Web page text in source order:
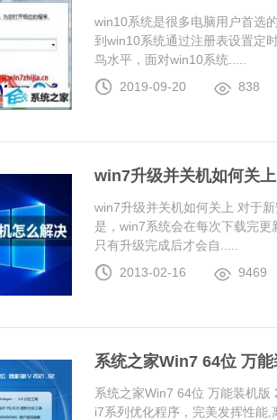
win10系统是很多电脑用户首选
到win10系统通过注册表设置定
鸟水平，面对win10系统.....
2019-09-20
838
win7升级并关机如何关上
win7升级并关机如何关上 对于
是，win7系统会在每次下载完
只有升级完成后才会自.....
2013-02-16
9469
系统之家Win7 64位 万
系统之家Win7 64位 万能装机
i7系列优化程序，完美发挥性能